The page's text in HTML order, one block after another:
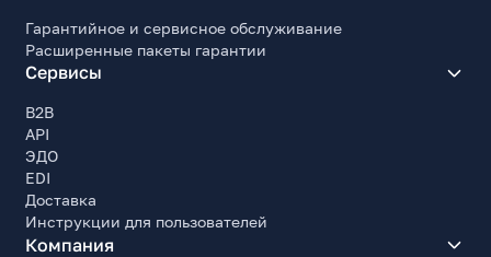
Гарантийное и сервисное обслуживание
Расширенные пакеты гарантии
Сервисы
B2B
API
ЭДО
EDI
Доставка
Инструкции для пользователей
Компания